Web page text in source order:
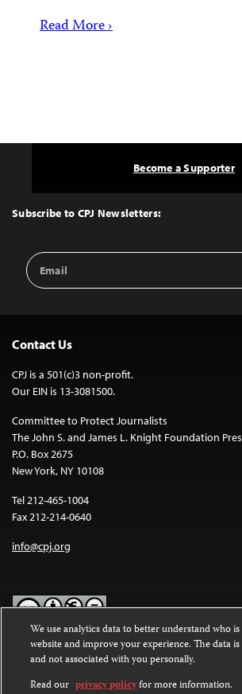
Read More ›
Top
Subscribe to CPJ Newsletters:
Email
Address
Become a Supporter
Contact Us
CPJ is a 501(c)3 non-profit.
Our EIN is 13-3081500.
Committee to Protect Journalists
The John S. and James L. Knight Foundation
P.O. Box 2675
New York, NY 10108
Tel 212-465-1004
Fax 212-214-0640
info@cpj.org
Except where noted, text on this website is
Commons Attribution-NonCommercial-
International License.
We use analytics data to better understand who
website and improve your experience. The data
and not associated with you personally.
Read our privacy policyfor more information.